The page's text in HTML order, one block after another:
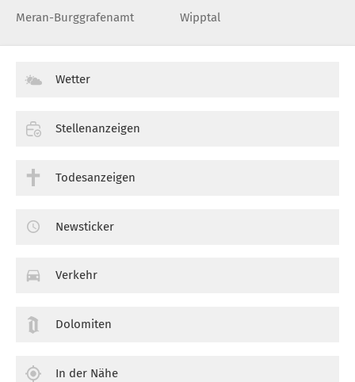
Meran-Burggrafenamt
Wipptal
Wetter
Stellenanzeigen
Todesanzeigen
Newsticker
Verkehr
Dolomiten
In der Nähe